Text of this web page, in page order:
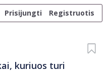
Prisijungti
Registruotis
kuriuos turi